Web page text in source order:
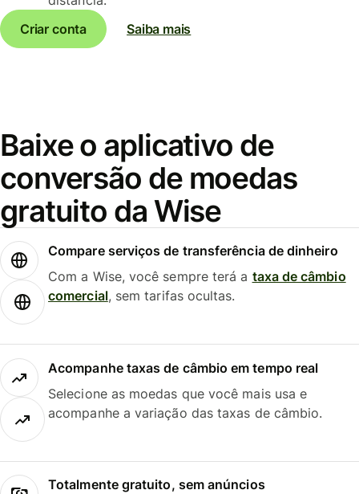
Criar conta
Saiba mais
Baixe o aplicativo de
conversão de moedas
gratuito da Wise
Compare serviços de transferência de dinheiro
Com a Wise, você sempre terá a taxa de câmbio
comercial, sem tarifas ocultas.
Acompanhe taxas de câmbio em tempo real
Selecione as moedas que você mais usa e
acompanhe a variação das taxas de câmbio.
Totalmente gratuito, sem anúncios